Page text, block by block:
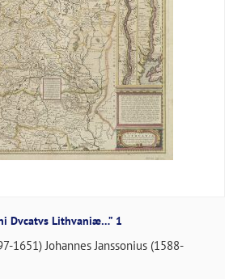
Dvcatvs Lithvaniæ…” 1
1651) Johannes Janssonius (1588-